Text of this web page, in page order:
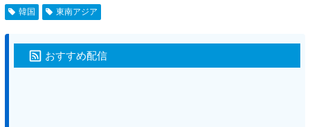
韓国 東南アジア
おすすめ配信